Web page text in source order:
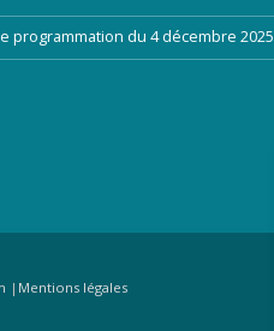
programmation du 4 décembre 2025
| Mentions légales